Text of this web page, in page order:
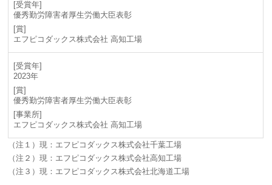
優秀勤労障害者厚生労働大臣表彰
エフピコダックス株式会社 高知工場
2023年
優秀勤労障害者厚生労働大臣表彰
エフピコダックス株式会社 高知工場
（注１）現：エフピコダックス株式会社千葉工場
（注２）現：エフピコダックス株式会社高知工場
（注３）現：エフピコダックス株式会社北海道工場